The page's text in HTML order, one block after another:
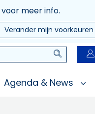
voor meer info.
Verander mijn voorkeuren
Zoeken
Agenda & News